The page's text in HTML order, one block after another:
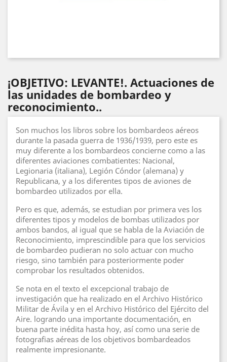
¡OBJETIVO: LEVANTE!. Actuaciones de
las unidades de bombardeo y
reconocimiento..
Son muchos los libros sobre los bombardeos aéreos
durante la pasada guerra de 1936/1939, pero este es
muy diferente a los bombardeos concierne como a las
diferentes aviaciones combatientes: Nacional,
Legionaria (italiana), Legión Cóndor (alemana) y
Republicana, y a los diferentes tipos de aviones de
bombardeo utilizados por ella.
Pero es que, además, se estudian por primera ves los
diferentes tipos y modelos de bombas utilizados por
ambos bandos, al igual que se habla de la Aviación de
Reconocimiento, imprescindible para que los servicios
de bombardeo pudieran no solo actuar con mucho
riesgo, sino también para posteriormente poder
comprobar los resultados obtenidos.
Se nota en el texto el excepcional trabajo de
investigación que ha realizado en el Archivo Histórico
Militar de Ávila y en el Archivo Histórico del Ejército del
Aire. logrando una importante documentación, en
buena parte inédita hasta hoy, así como una serie de
fotografias aéreas de los objetivos bombardeados
realmente impresionante.